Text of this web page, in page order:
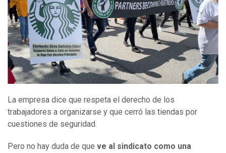
La empresa dice que respeta el derecho de los
trabajadores a organizarse y que cerró las tiendas por
cuestiones de seguridad.
Pero no hay duda de que ve al sindicato como una